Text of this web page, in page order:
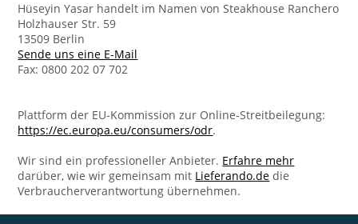
Hüseyin Yasar handelt im Namen von Steakhouse Ranchero
Holzhauser Str. 59
13509 Berlin
Sende uns eine E-Mail
Fax: 0800 202 07 702
Plattform der EU-Kommission zur Online-Streitbeilegung:
https://ec.europa.eu/consumers/odr.
Wir sind ein professioneller Anbieter. Erfahre mehr
darüber, wie wir gemeinsam mit Lieferando.de die
Verbraucherverantwortung übernehmen.